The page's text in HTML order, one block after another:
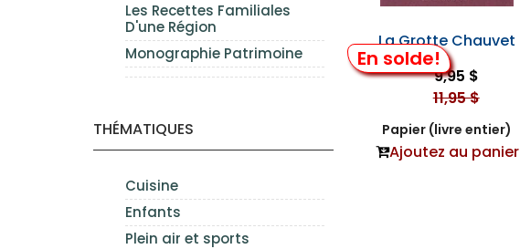
Les Recettes Familiales
D'une Région
Monographie Patrimoine
THÉMATIQUES
Cuisine
Enfants
Plein air et sports
En solde!
La Grotte Chauvet
9,95 $
11,95 $
Papier (livre entier)
Ajoutez au panier